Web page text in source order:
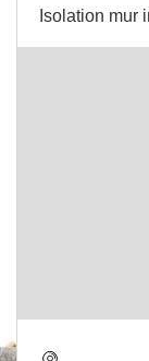
Isolation mur